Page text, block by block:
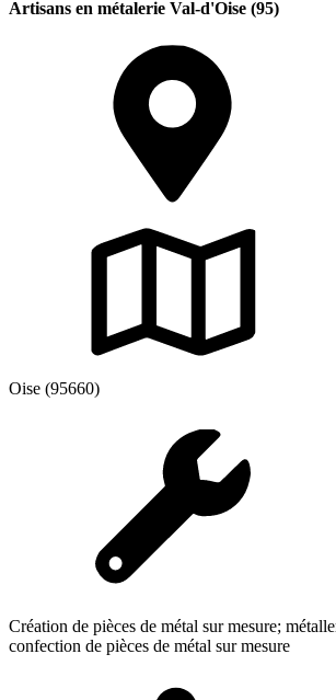
Artisans en métalerie Val-d'Oise (95)
Oise (95660)
Création de pièces de métal sur mesure;
confection de pièces de métal sur mesure